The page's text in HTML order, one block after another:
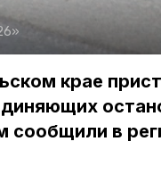
крае
сообщили в